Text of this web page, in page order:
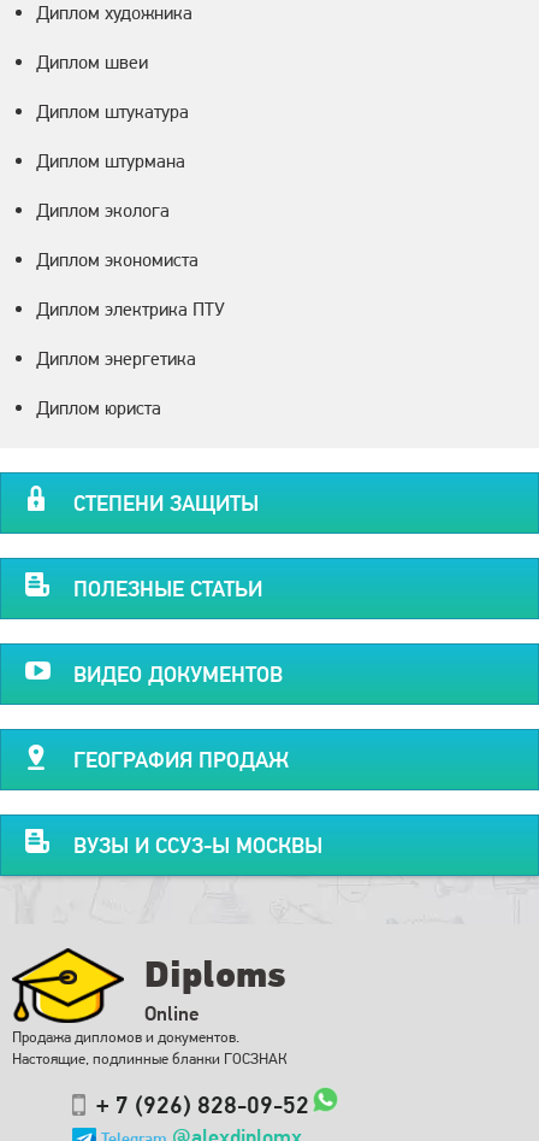
Диплом художника
Диплом швеи
Диплом штукатура
Диплом штурмана
Диплом эколога
Диплом экономиста
Диплом электрика ПТУ
Диплом энергетика
Диплом юриста
СТЕПЕНИ ЗАЩИТЫ
ПОЛЕЗНЫЕ СТАТЬИ
ВИДЕО ДОКУМЕНТОВ
ГЕОГРАФИЯ ПРОДАЖ
ВУЗЫ И ССУЗ-Ы МОСКВЫ
Diploms
Online
Продажа дипломов и документов.
Настоящие, подлинные бланки ГОСЗНАК
+ 7 (926) 828-09-52